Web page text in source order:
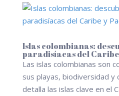
Islas colombianas:
paradisíacas del
Las islas colombianas son
sus playas, biodiversidad y
detalla las islas clave en el